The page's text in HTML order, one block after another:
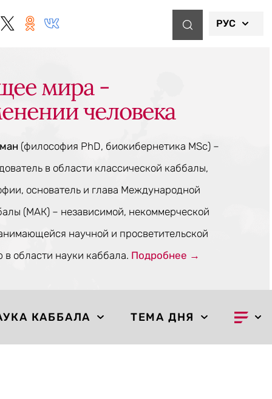
РУС
мира -
человека
(философия PhD, биокибернетика MSc) –
в области классической каббалы,
основатель и глава Международной
(МАК) – независимой, некоммерческой
научной и просветительской
в области науки каббала. Подробнее →
КАББАЛА ТЕМА ДНЯ